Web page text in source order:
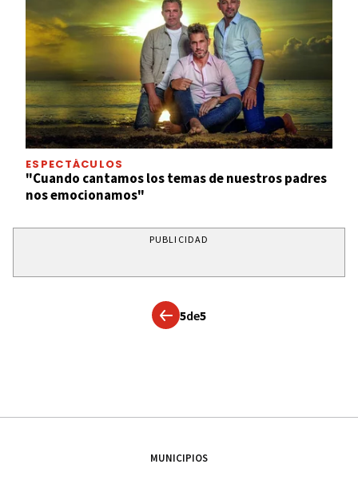
ESPECTÁCULOS
"Cuando cantamos los temas de nuestros padres
nos emocionamos"
PUBLICIDAD
5de5
MUNICIPIOS